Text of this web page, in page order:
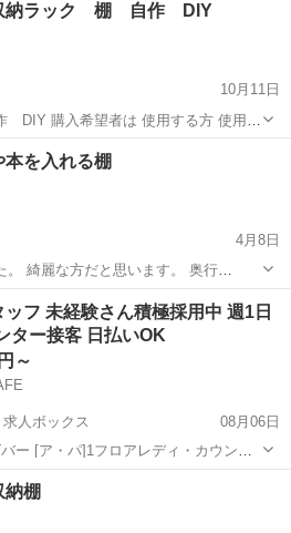
納ラック 棚 自作 DIY
10月11日
方 使用目
しまし
たか引き継いでください。 素人のDIY
DIY
本を入れる棚
4月8日
綺麗な方だと思います。 奥行
ラの箱もあります。 直接渡せる
ッフ 未経験さん積極採用中 週1日
ター接客 日払いOK
～
人ボックス
08月06日
ー [ア・パ]1フロアレディ・カウンタ
ラブ・スナック系ホールスタッフ(ナイ
イト・パート <給与> [ア・パ]1時給
納棚